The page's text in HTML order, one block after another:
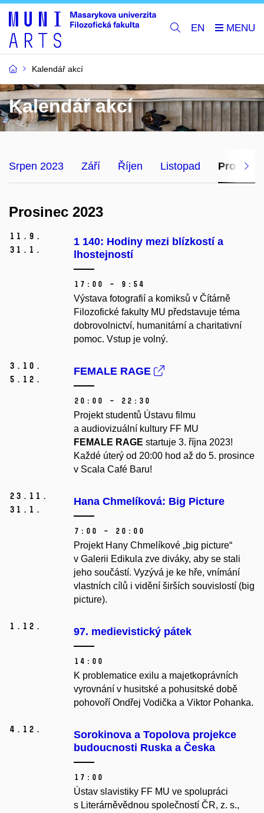
EN
Kalendář akcí
Kalendář akcí
Srpen 2023 Září Říjen Listopad Prosinec
Prosinec 2023
11. 9.
31. 1.
1 140: Hodiny mezi blízkostí a
lhostejností
17:00 – 9:54
Výstava fotografií a komiksů v Čítárně
Filozofické fakulty MU představuje téma
dobrovolnictví, humanitární a charitativní
pomoc. Vstup je volný.
3. 10.
5. 12.
FEMALE RAGE
20:00 – 22:30
Projekt studentů Ústavu filmu
a audiovizuální kultury FF MU
FEMALE RAGE startuje 3. října 2023!
Každé úterý od 20:00 hod až do 5. prosince
v Scala Café Baru!
23. 11.
31. 1.
Hana Chmelíková: Big Picture
7:00 – 20:00
Projekt Hany Chmelíkové „big picture“
v Galerii Edikula zve diváky, aby se stali
jeho součástí. Vyzývá je ke hře, vnímání
vlastních cílů i vidění širších souvislostí (big
picture).
1. 12. 97. medievistický pátek
14:00
K problematice exilu a majetkoprávních
vyrovnání v husitské a pohusitské době
pohovoří Ondřej Vodička a Viktor Pohanka.
4. 12.
Sorokinova a Topolova projekce
budoucnosti Ruska a Česka
17:00
Ústav slavistiky FF MU ve spolupráci
s Literárněvědnou společností ČR, z. s.,